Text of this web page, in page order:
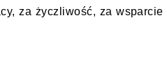
za życzliwość, za